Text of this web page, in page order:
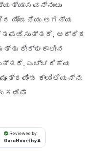
ಯೋಜನೆಯು ಅಗತ್ಯ
ಆರ್ಥಿಕ
ದೀರ್ಘಕಾಲೀನ
ಎಚ್ಚರಿಕೆಯ
ಕಾಯಿಲೆಯನ್ನು
ಕಡಿಮೆ
Reviewed by
GuruMoorthy A